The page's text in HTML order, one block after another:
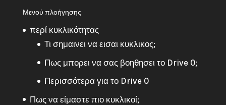
Μενού πλοήγησης
περί κυκλικότητας
Τι σημαινει να εισαι κυκλικος;
Πως μπορει να σας βοηθησει το Drive 0;
Περισσότερα για το Drive 0
Πως να είμαστε πιο κυκλικοί;